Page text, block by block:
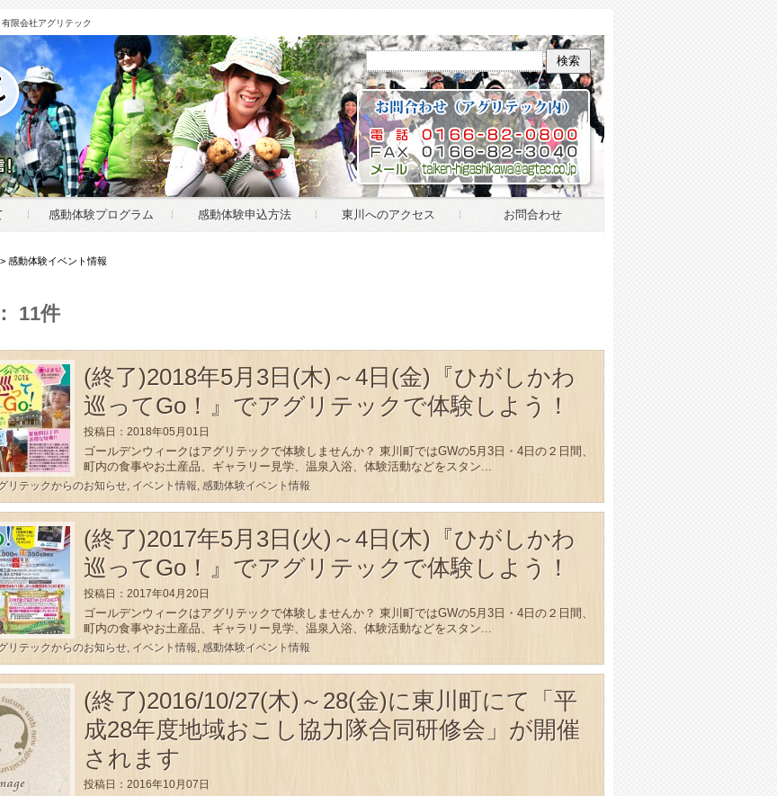
限会社アグリテック
り体験情報を発信！
感動体験プログラム 感動体験申込方法 東川へのアクセス お問合わせ
> 感動体験イベント情報
11件
(終了)2018年5月3日(木)～4日(金)『ひがしかわ
巡ってGo！』でアグリテックで体験しよう！
投稿日：2018年05月01日
ゴールデンウィークはアグリテックで体験しませんか？ 東川町ではGWの5月3日・4日の２日間、
町内の食事やお土産品、ギャラリー見学、温泉入浴、体験活動などをスタン...
リテックからのお知らせ, イベント情報, 感動体験イベント情報
(終了)2017年5月3日(火)～4日(木)『ひがしかわ
巡ってGo！』でアグリテックで体験しよう！
投稿日：2017年04月20日
ゴールデンウィークはアグリテックで体験しませんか？ 東川町ではGWの5月3日・4日の２日間、
町内の食事やお土産品、ギャラリー見学、温泉入浴、体験活動などをスタン...
リテックからのお知らせ, イベント情報, 感動体験イベント情報
(終了)2016/10/27(木)～28(金)に東川町にて「平
成28年度地域おこし協力隊合同研修会」が開催
されます
投稿日：2016年10月07日